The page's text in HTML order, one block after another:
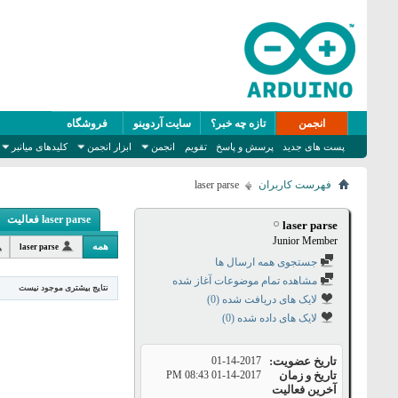
انجمن
پست های جدید پرسش و پاسخ تقویم انجمن ابزار انجمن کلیدهای میانبر
تازه چه خبر؟ سایت آردوینو فروشگاه
فهرست کاربران laser parse
laser parse
Junior Member
جستجوی همه ارسال ها
مشاهده تمام موضوعات آغاز شده
لایک های دریافت شده (0)
لایک های داده شده (0)
تاریخ عضویت 01-14-2017
تاریخ و زمان
آخرین فعالیت
01-14-2017
08:43 PM
laser parse فعالیت
همه laser parse
نتایج بیشتری موجود نیست